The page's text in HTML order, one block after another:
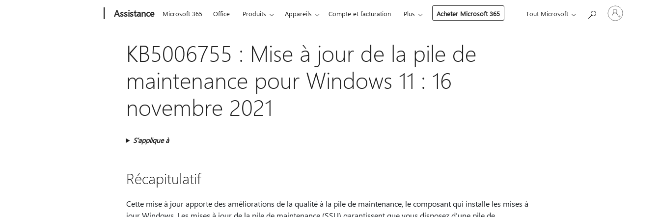
Assistance Microsoft 365 Office Produits Appareils Compte et facturation Plus Acheter Microsoft 365 Tout Microsoft
Connectez-
vous
KB5006755 : Mise à jour de la pile de
maintenance pour Windows 11 : 16
novembre 2021
S’applique à
Récapitulatif
Cette mise à jour apporte des améliorations de la qualité à la pile de maintenance, le composant qui installe les mises à